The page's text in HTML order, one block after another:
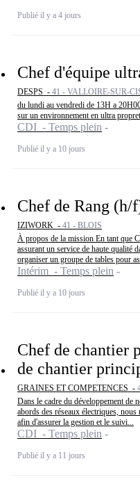
Publié il y a 4 jours
Chef d'équipe
DESPS - 41 - VALLOIRE-SUR-
du lundi au vendredi de 13H a
sur un environnement en ultra
CDI - Temps plein
Publié il y a 10 jours
Chef de Rang (h/
IZIWORK - 41 - BLOIS
À propos de la mission En tant que
assurant un service de haute qualité
organiser un groupe de tables pour
Intérim - Temps plein
Publié il y a 10 jours
Chef de chantier
de chantier
GRAINES ET COMPETENCES -
Dans le cadre du développement de
abords des réseaux électriques,
afin d'assurer la gestion et le suivi...
CDI - Temps plein
Publié il y a 11 jours